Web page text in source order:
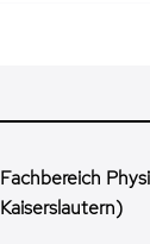
Fachbereich
Kaiserslautern)